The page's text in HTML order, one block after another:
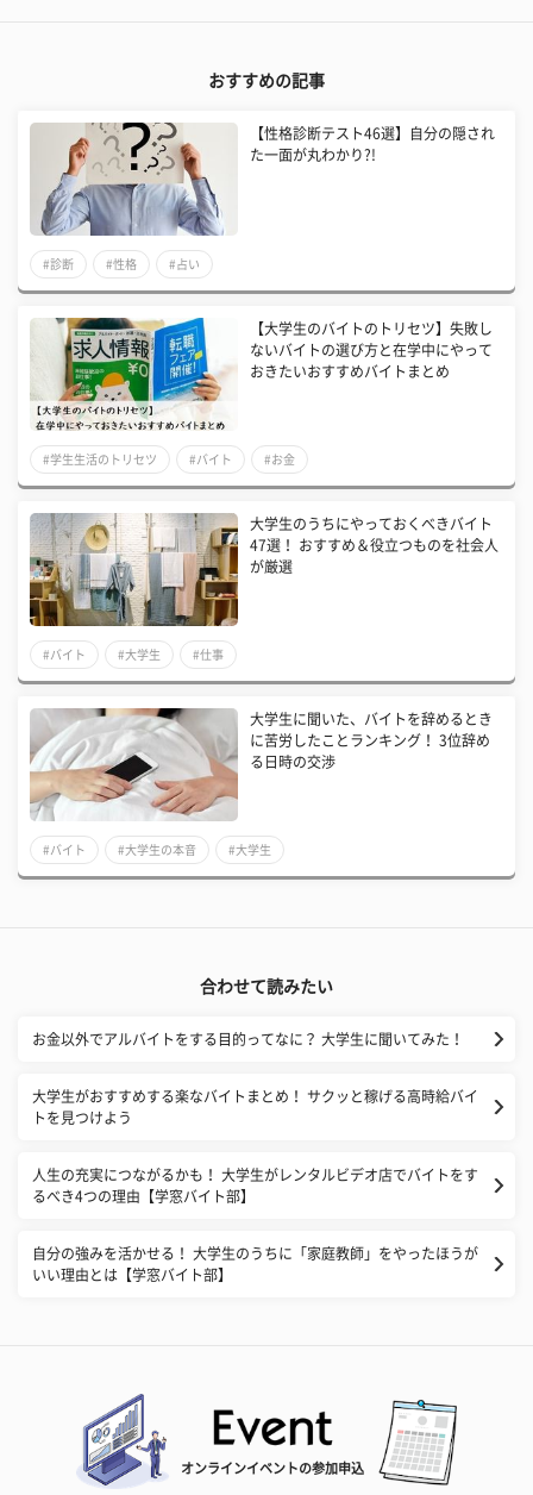
おすすめの記事
【性格診断テスト46選】自分の隠され
た一面が丸わかり?!
#診断 #性格 #占い
【大学生のバイトのトリセツ】失敗し
ないバイトの選び方と在学中にやって
おきたいおすすめバイトまとめ
#学生生活のトリセツ #バイト #お金
大学生のうちにやっておくべきバイト
47選！ おすすめ＆役立つものを社会人
が厳選
#バイト #大学生 #仕事
大学生に聞いた、バイトを辞めるとき
に苦労したことランキング！ 3位辞め
る日時の交渉
#バイト #大学生の本音 #大学生
合わせて読みたい
​お金以外でアルバイトをする目的ってなに？ 大学生に聞いてみた！
大学生がおすすめする楽なバイトまとめ！ サクッと稼げる高時給バイ
トを見つけよう
人生の充実につながるかも！ 大学生がレンタルビデオ店でバイトをす
るべき4つの理由【学窓バイト部】
自分の強みを活かせる！ 大学生のうちに「家庭教師」をやったほうが
いい理由とは【学窓バイト部】
オンラインイベントの参加申込